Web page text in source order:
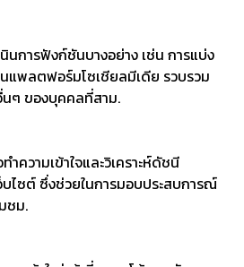
นการฟังก์ชันบางอย่าง เช่น การแบ่ง
แพลตฟอร์มโซเชียลมีเดีย รวบรวม
ๆ ของบุคคลที่สาม.
ความเข้าใจและวิเคราะห์ดัชนี
ไซต์ ซึ่งช่วยในการมอบประสบการณ์
ชม.